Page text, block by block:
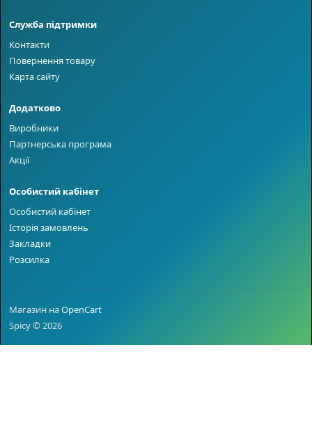
Служба підтримки
Контакти
Повернення товару
Карта сайту
Додатково
Виробники
Партнерська програма
Акції
Особистий кабінет
Особистий кабінет
Історія замовлень
Закладки
Розсилка
Магазин наOpenCart
Spicy © 2026